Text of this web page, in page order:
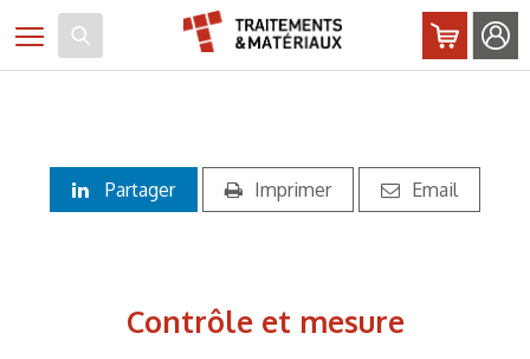
Toggle navigation
Partager Imprimer Email
Contrôle et mesure
Panneau de gestion des cookies